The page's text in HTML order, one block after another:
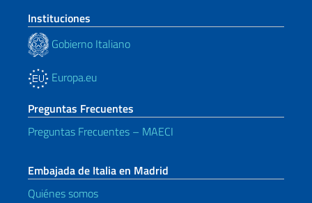
Instituciones
Gobierno Italiano
Europa.eu
Preguntas Frecuentes
Preguntas Frecuentes – MAECI
Embajada de Italia en Madrid
Quiénes somos